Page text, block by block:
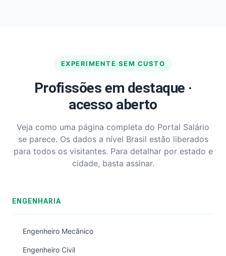
EXPERIMENTE SEM CUSTO
Profissões em destaque ·
acesso aberto
Veja como uma página completa do Portal Salário
se parece. Os dados a nível Brasil estão liberados
para todos os visitantes. Para detalhar por estado e
cidade, basta assinar.
ENGENHARIA
Engenheiro Mecânico
Engenheiro Civil